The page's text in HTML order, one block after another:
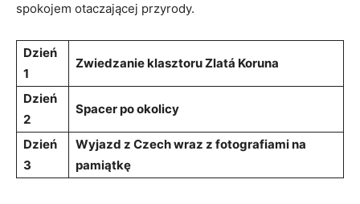
spokojem otaczającej przyrody.
Dzień
1
Zwiedzanie klasztoru⁢ Zlatá‌ Koruna
Dzień⁣
2
Spacer po ‍okolicy
Dzień
3
Wyjazd‌ z Czech ⁢wraz ⁢z fotografiami na
pamiątkę